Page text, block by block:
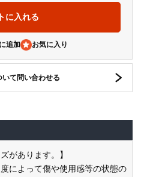
追加
いて問い合わせる
があります。】
によって傷や使用感等の状態の